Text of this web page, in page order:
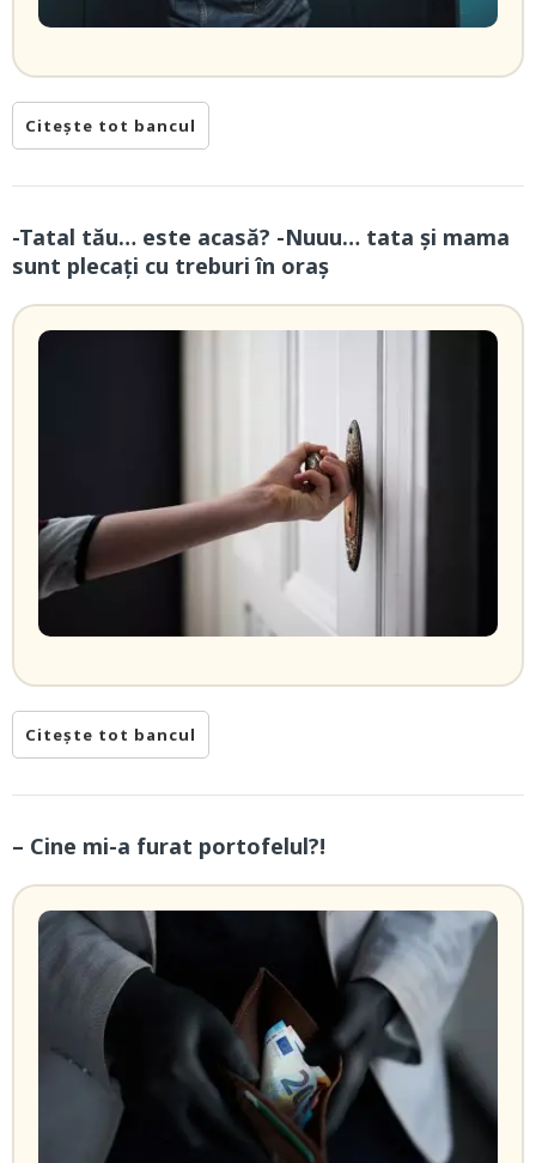
Citește tot bancul
-Tatal tău… este acasă? -Nuuu… tata și mama
sunt plecați cu treburi în oraș
Citește tot bancul
– Cine mi-a furat portofelul?!